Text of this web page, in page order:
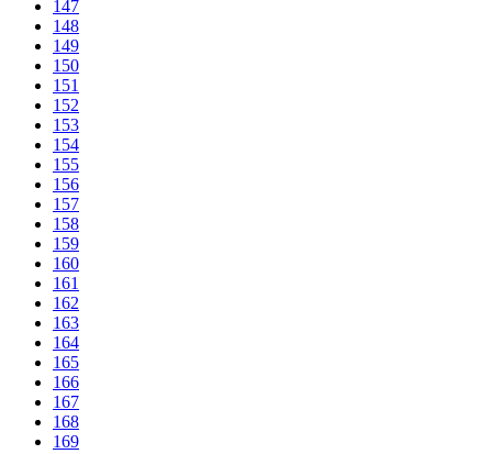
147
148
149
150
151
152
153
154
155
156
157
158
159
160
161
162
163
164
165
166
167
168
169